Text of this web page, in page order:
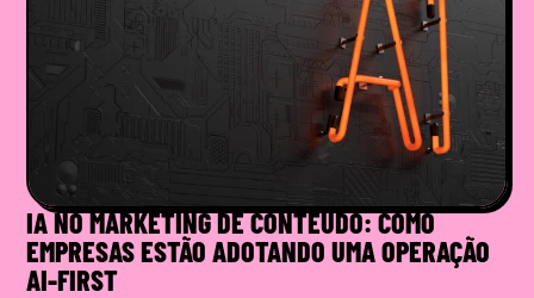
IA NO MARKETING DE CONTEÚDO: COMO
EMPRESAS ESTÃO ADOTANDO UMA OPERAÇÃO
AI-FIRST